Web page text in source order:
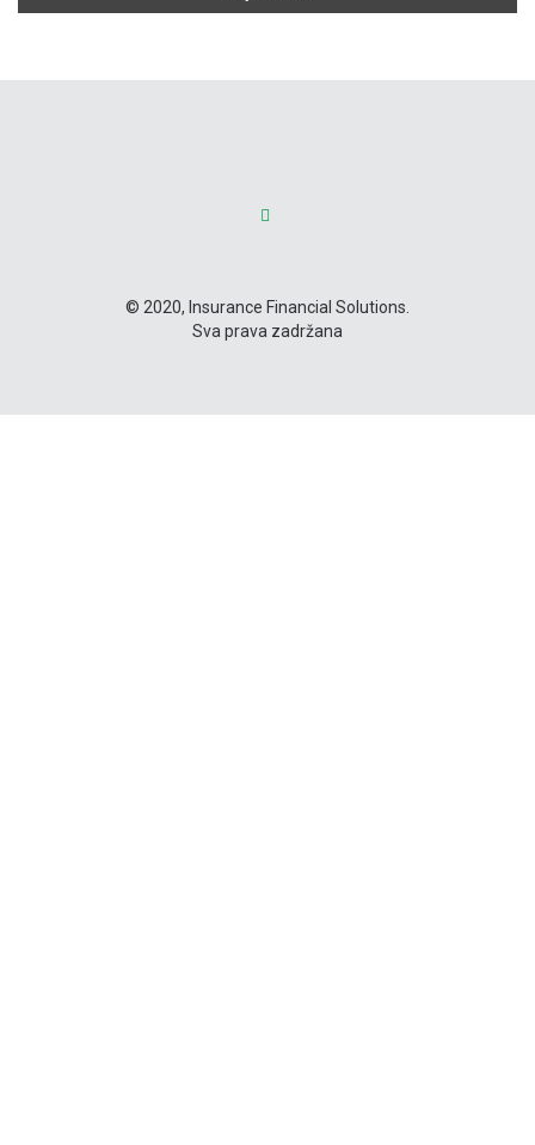
© 2020, Insurance Financial Solutions.
Sva prava zadržana